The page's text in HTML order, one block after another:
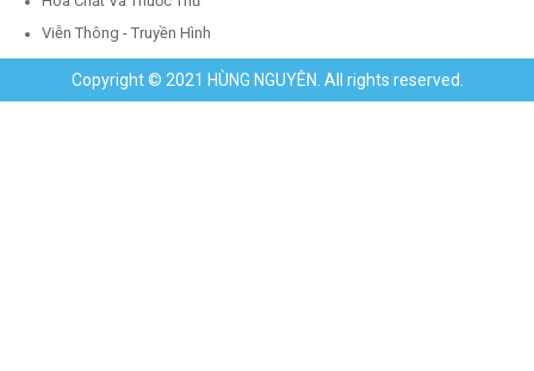
Viễn Thông - Truyền Hình
Copyright © 2021 HÙNG NGUYÊN. All rights reserved.